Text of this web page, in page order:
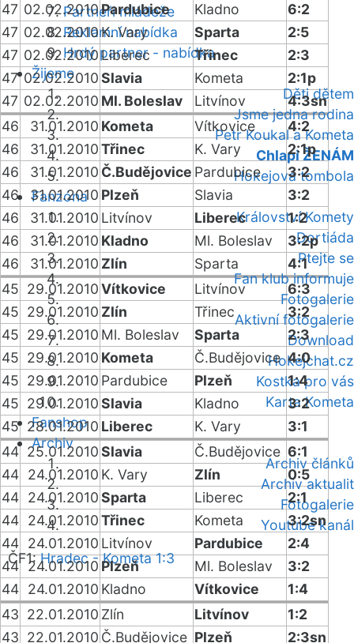
Partneři mládeže
Reklamní nabídka
Hrdý partner - nabídka
Žijeme
Děti dětem
Jsme jedna rodina
Petr Koukal a Kometa
Chlapi ŽENÁM
Hokejová tombola
Fanzóna
Království Komety
Dortiáda
Ptejte se
Fan klub informuje
Fotogalerie
Aktivní fotogalerie
Download
Hokejchat.cz
Kostka pro vás
Karta Kometa
Fanshop
Archiv
Archiv článků
Archiv aktualit
Fotogalerie
Youtube kanál
ČF1:Hradec - Kometa 1:3
47 02.02.2010Pardubice Kladno
6:2
47 02.02.2010K. Vary Sparta
2:5
47 02.02.2010Liberec Třinec
2:3
47 02.02.2010Slavia Kometa
2:1p
47 02.02.2010 Ml. Boleslav Litvínov
4:3sn
46
31.01.2010 Kometa Vítkovice
4:2
46
31.01.2010Třinec K. Vary
2:1p
46
31.01.2010 Č.Budějovice Pardubice
3:2
46
31.01.2010 Plzeň Slavia
3:2
46
31.01.2010 Litvínov Liberec
1:2
46
31.01.2010 Kladno Ml. Boleslav
3:2p
46
31.01.2010 Zlín Sparta
4:1
45 29.01.2010Vítkovice Litvínov
6:3
45 29.01.2010 Zlín Třinec
3:2
45 29.01.2010 Ml. Boleslav Sparta
2:3
45 29.01.2010 Kometa Č.Budějovice 4:0
45 29.01.2010 Pardubice Plzeň
1:4
45 29.01.2010Slavia Kladno
3:2
45 28.01.2010 Liberec K. Vary
3:1
44 25.01.2010Slavia Č.Budějovice 6:1
44 24.01.2010 K. Vary Zlín
0:5
44 24.01.2010Sparta Liberec
2:1
44 24.01.2010Třinec Kometa
3:2sn
44 24.01.2010 Litvínov Pardubice
2:4
44 24.01.2010 Plzeň Ml. Boleslav
3:2
44 24.01.2010 Kladno Vítkovice
1:4
43 22.01.2010 Zlín Litvínov
1:2
43 22.01.2010 Č.Budějovice Plzeň
2:3sn